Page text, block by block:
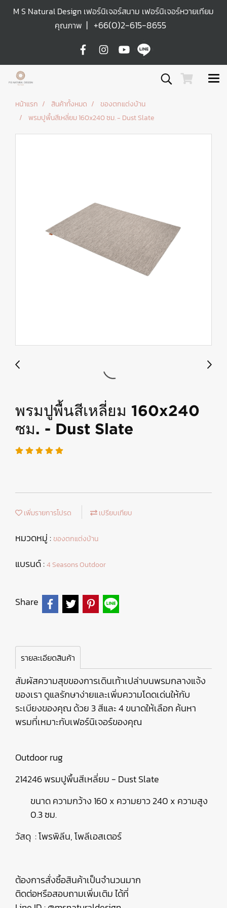
M S Natural Design เฟอร์นิเจอร์สนาม เฟอร์นิเจอร์หวายเทียม
คุณภาพ | +66(0)2-615-8655
หน้าแรก สินค้าทั้งหมด
ของตกแต่งบ้าน
พรมปูพื้นสีเหลี่ยม 160x240 ซม. - Dust Slate
พรมปูพื้นสีเหลี่ยม 160x240
ซม. - Dust Slate
เพิ่มรายการโปรด เปรียบเทียบ
หมวดหมู่ :ของตกแต่งบ้าน
แบรนด์ :4 Seasons Outdoor
Share
รายละเอียดสินค้า
สัมผัสความสุขของการเดินเท้าเปล่าบนพรมกลางแจ้ง
ของเรา ดูแลรักษาง่ายและเพิ่มความโดดเด่นให้กับ
ระเบียงของคุณ ด้วย 3 สีและ 4 ขนาดให้เลือก ค้นหา
พรมที่เหมาะกับเฟอร์นิเจอร์ของคุณ
Outdoor rug
214246 พรมปูพื้นสีเหลี่ยม - Dust Slate
ขนาด ความกว้าง 160 x ความยาว 240 x ความสูง
0.3 ซม.
วัสดุ : โพรพิลีน, โพลีเอสเตอร์
ต้องการสั่งซื้อสินค้าเป็นจำนวนมาก
ติดต่อหรือสอบถามเพิ่มเติม ได้ที่